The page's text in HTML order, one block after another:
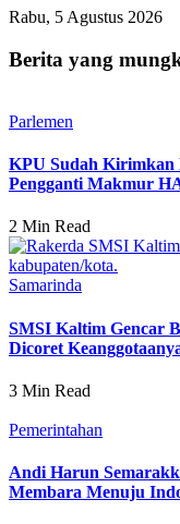
Rabu, 5 Agustus 2026
Berita yang
Parlemen
KPU Sudah Kirimkan
Pengganti Makmur
2 Min Read
Samarinda
SMSI Kaltim Gencar
Dicoret
3 Min Read
Pemerintahan
Andi Harun
Membara Menuju